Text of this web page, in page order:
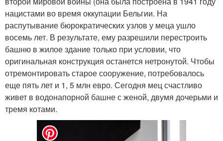
нацистами во время оккупации Бельгии. На
распутывание бюрократических узлов у меца ушло
восемь лет. В результате, ему разрешили перестроить
башню в жилое здание только при условии, что
оригинальная конструкция останется нетронутой. Чтобы
отремонтировать старое сооружение, потребовалось
еще пять лет и 1, 5 млн евро. Сегодня мец счастливо
живет в водонапорной башне с женой, двумя дочерьми и
тремя котами.